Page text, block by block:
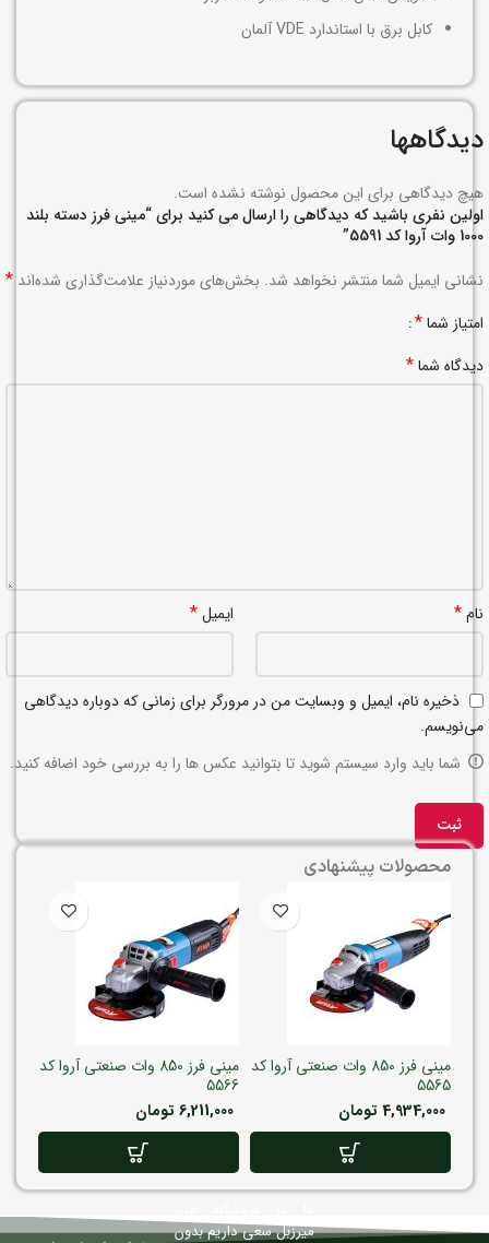
کابل برق با استاندارد VDE آلمان
دیدگاهها
هیچ دیدگاهی برای این محصول نوشته نشده است.
اولین نفری باشید که دیدگاهی را ارسال می کنید برای “مینی فرز دسته بلند
1000 وات آروا کد 5591”
نشانی ایمیل شما منتشر نخواهد شد. بخش‌های موردنیاز علامت‌گذاری شده‌اند *
امتیاز شما*
دیدگاه شما*
نام* ایمیل*
ذخیره نام، ایمیل و وبسایت من در مرورگر برای زمانی که دوباره دیدگاهی
می‌نویسم.
شما باید وارد سیستم شوید تا بتوانید عکس ها را به بررسی خود اضافه کنید.
محصولات پیشنهادی
مینی فرز 850 وات صنعتی آروا کد
5565
4,934,000 تومان
مینی فرز 850 وات صنعتی آروا کد
5566
6,211,000 تومان
میرزبل سعی داریم بدون